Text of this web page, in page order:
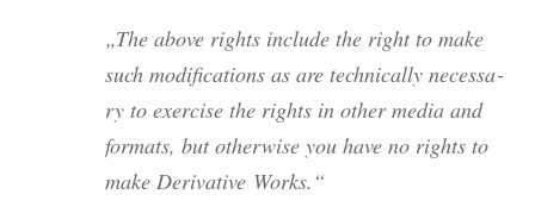
„The abo­ve rights include the right to make
such modi­fi­ca­ti­ons as are tech­ni­cal­ly neces­sa­
ry to exer­cise the rights in other media and
for­mats, but other­wi­se you have no rights to
make Deri­va­ti­ve Works.“